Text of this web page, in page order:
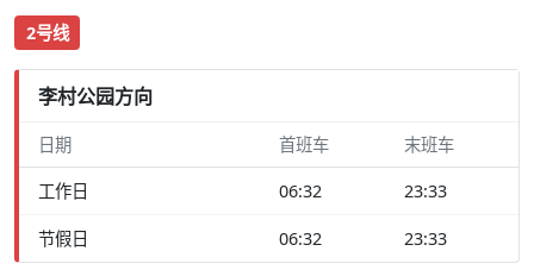
2号线
李村公园方向
日期 首班车 末班车
工作日 06:32 23:33
节假日 06:32 23:33